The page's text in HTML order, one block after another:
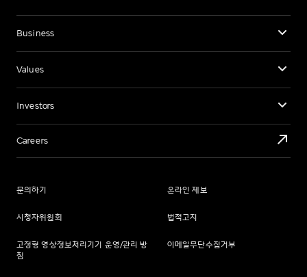
Business
Values
Investors
Careers
문의하기 온라인 제보
시청자위원회 법적고지
고정형 영상정보처리기기 운영/관리 방
침
이메일무단수집거부